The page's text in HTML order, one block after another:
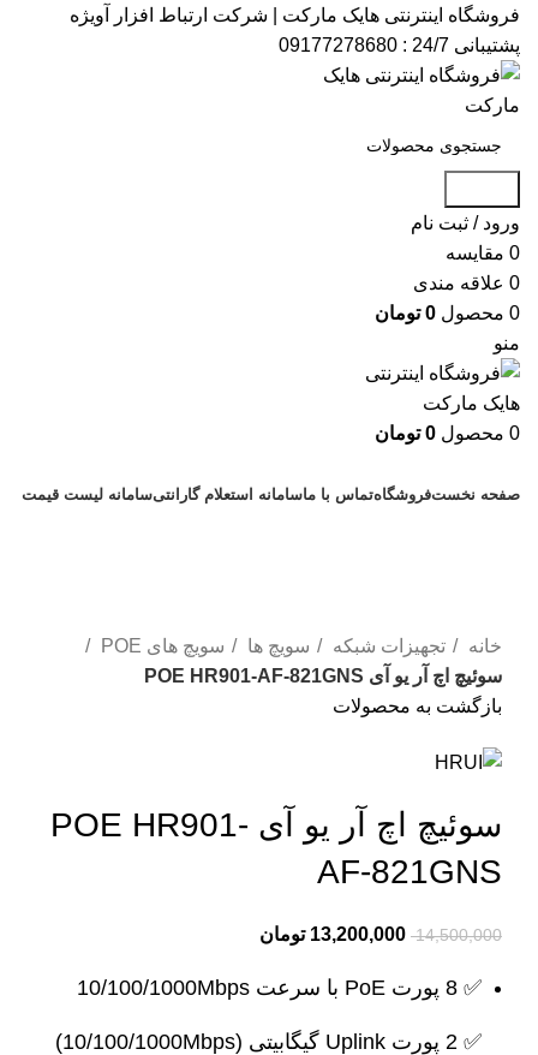
فروشگاه اینترنتی هایک مارکت | شرکت ارتباط افزار آویژه​
پشتیبانی 24/7 : 09177278680
ورود / ثبت نام
0 مقایسه
0 علاقه مندی
0 محصول 0 تومان
منو
0 محصول 0 تومان
صفحه نخستفروشگاهتماس با ماسامانه استعلام گارانتیسامانه لیست قیمت
خانه
تجهیزات شبکه سویچ ها
سویچ های POE
سوئیچ اچ آر یو آی POE HR901-AF-821GNS
بازگشت به محصولات
سوئیچ اچ آر یو آی POE HR901-
AF-821GNS
14,500,000
13,200,000 تومان
✅ 8 پورت PoE با سرعت 10/100/1000Mbps
✅ 2 پورت Uplink گیگابیتی (10/100/1000Mbps)